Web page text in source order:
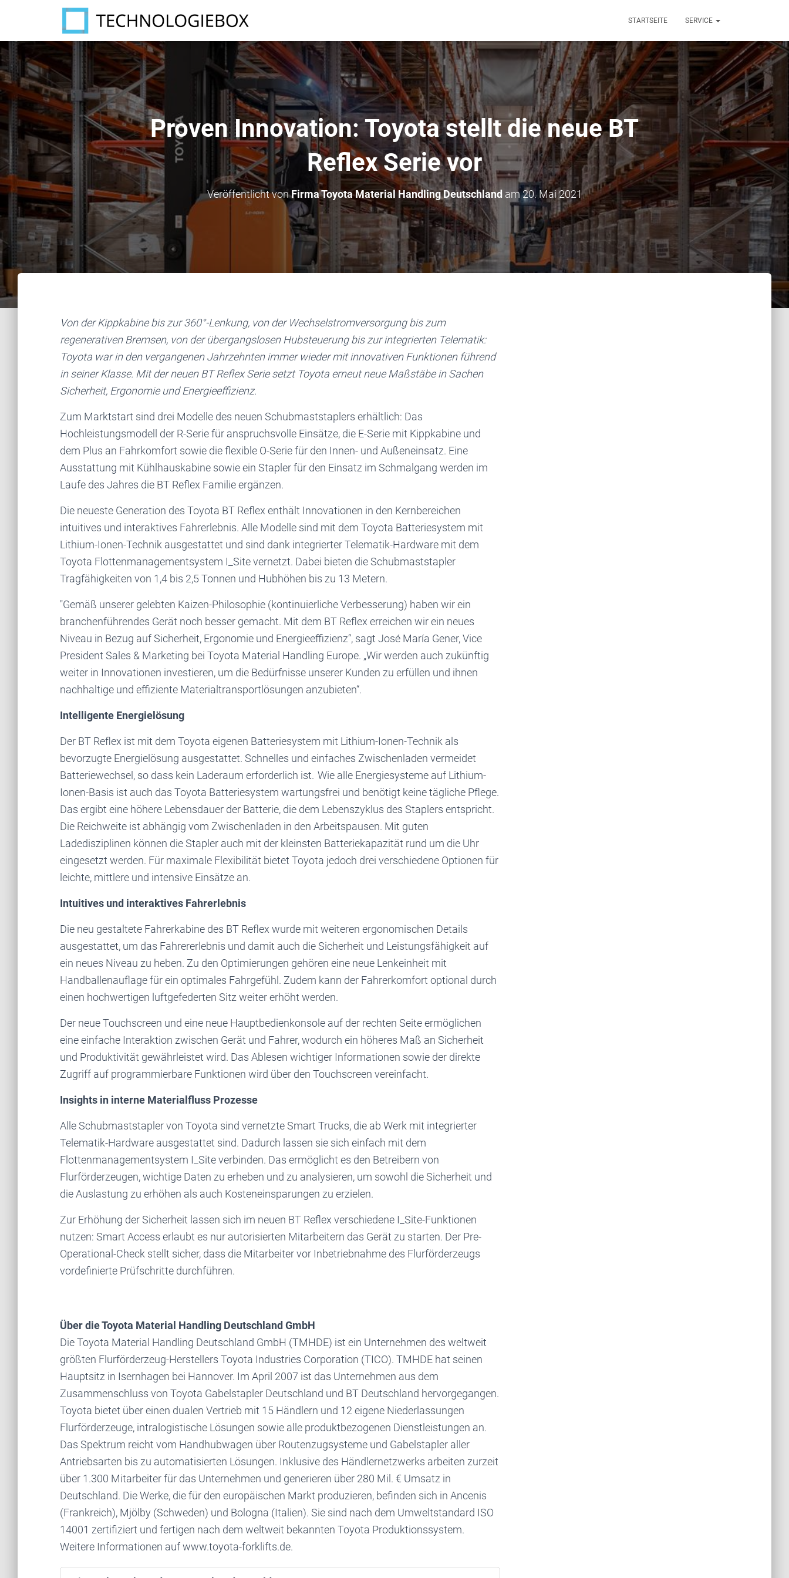
STARTSEITE SERVICE
Proven Innovation: Toyota stellt die neue BT
Reflex Serie vor
Veröffentlicht vonFirma Toyota Material Handling Deutschland am20. Mai 2021
Von der Kippkabine bis zur 360°-Lenkung, von der Wechselstromversorgung bis zum
regenerativen Bremsen, von der übergangslosen Hubsteuerung bis zur integrierten Telematik:
Toyota war in den vergangenen Jahrzehnten immer wieder mit innovativen Funktionen führend
in seiner Klasse. Mit der neuen BT Reflex Serie setzt Toyota erneut neue Maßstäbe in Sachen
Sicherheit, Ergonomie und Energieeffizienz.
Zum Marktstart sind drei Modelle des neuen Schubmaststaplers erhältlich: Das
Hochleistungsmodell der R-Serie für anspruchsvolle Einsätze, die E-Serie mit Kippkabine und
dem Plus an Fahrkomfort sowie die flexible O-Serie für den Innen- und Außeneinsatz. Eine
Ausstattung mit Kühlhauskabine sowie ein Stapler für den Einsatz im Schmalgang werden im
Laufe des Jahres die BT Reflex Familie ergänzen.
Die neueste Generation des Toyota BT Reflex enthält Innovationen in den Kernbereichen
intuitives und interaktives Fahrerlebnis. Alle Modelle sind mit dem Toyota Batteriesystem mit
Lithium-Ionen-Technik ausgestattet und sind dank integrierter Telematik-Hardware mit dem
Toyota Flottenmanagementsystem I_Site vernetzt. Dabei bieten die Schubmaststapler
Tragfähigkeiten von 1,4 bis 2,5 Tonnen und Hubhöhen bis zu 13 Metern.
"Gemäß unserer gelebten Kaizen-Philosophie (kontinuierliche Verbesserung) haben wir ein
branchenführendes Gerät noch besser gemacht. Mit dem BT Reflex erreichen wir ein neues
Niveau in Bezug auf Sicherheit, Ergonomie und Energieeffizienz“, sagt José María Gener, Vice
President Sales & Marketing bei Toyota Material Handling Europe. „Wir werden auch zukünftig
weiter in Innovationen investieren, um die Bedürfnisse unserer Kunden zu erfüllen und ihnen
nachhaltige und effiziente Materialtransportlösungen anzubieten“.
Intelligente Energielösung
Der BT Reflex ist mit dem Toyota eigenen Batteriesystem mit Lithium-Ionen-Technik als
bevorzugte Energielösung ausgestattet. Schnelles und einfaches Zwischenladen vermeidet
Batteriewechsel, so dass kein Laderaum erforderlich ist. Wie alle Energiesysteme auf Lithium-
Ionen-Basis ist auch das Toyota Batteriesystem wartungsfrei und benötigt keine tägliche Pflege.
Das ergibt eine höhere Lebensdauer der Batterie, die dem Lebenszyklus des Staplers entspricht.
Die Reichweite ist abhängig vom Zwischenladen in den Arbeitspausen. Mit guten
Ladedisziplinen können die Stapler auch mit der kleinsten Batteriekapazität rund um die Uhr
eingesetzt werden. Für maximale Flexibilität bietet Toyota jedoch drei verschiedene Optionen für
leichte, mittlere und intensive Einsätze an.
Intuitives und interaktives Fahrerlebnis
Die neu gestaltete Fahrerkabine des BT Reflex wurde mit weiteren ergonomischen Details
ausgestattet, um das Fahrererlebnis und damit auch die Sicherheit und Leistungsfähigkeit auf
ein neues Niveau zu heben. Zu den Optimierungen gehören eine neue Lenkeinheit mit
Handballenauflage für ein optimales Fahrgefühl. Zudem kann der Fahrerkomfort optional durch
einen hochwertigen luftgefederten Sitz weiter erhöht werden.
Der neue Touchscreen und eine neue Hauptbedienkonsole auf der rechten Seite ermöglichen
eine einfache Interaktion zwischen Gerät und Fahrer, wodurch ein höheres Maß an Sicherheit
und Produktivität gewährleistet wird. Das Ablesen wichtiger Informationen sowie der direkte
Zugriff auf programmierbare Funktionen wird über den Touchscreen vereinfacht.
Insights in interne Materialfluss Prozesse
Alle Schubmaststapler von Toyota sind vernetzte Smart Trucks, die ab Werk mit integrierter
Telematik-Hardware ausgestattet sind. Dadurch lassen sie sich einfach mit dem
Flottenmanagementsystem I_Site verbinden. Das ermöglicht es den Betreibern von
Flurförderzeugen, wichtige Daten zu erheben und zu analysieren, um sowohl die Sicherheit und
die Auslastung zu erhöhen als auch Kosteneinsparungen zu erzielen.
Zur Erhöhung der Sicherheit lassen sich im neuen BT Reflex verschiedene I_Site-Funktionen
nutzen: Smart Access erlaubt es nur autorisierten Mitarbeitern das Gerät zu starten. Der Pre-
Operational-Check stellt sicher, dass die Mitarbeiter vor Inbetriebnahme des Flurförderzeugs
vordefinierte Prüfschritte durchführen.
Über die Toyota Material Handling Deutschland GmbH
Die Toyota Material Handling Deutschland GmbH (TMHDE) ist ein Unternehmen des weltweit
größten Flurförderzeug-Herstellers Toyota Industries Corporation (TICO). TMHDE hat seinen
Hauptsitz in Isernhagen bei Hannover. Im April 2007 ist das Unternehmen aus dem
Zusammenschluss von Toyota Gabelstapler Deutschland und BT Deutschland hervorgegangen.
Toyota bietet über einen dualen Vertrieb mit 15 Händlern und 12 eigene Niederlassungen
Flurförderzeuge, intralogistische Lösungen sowie alle produktbezogenen Dienstleistungen an.
Das Spektrum reicht vom Handhubwagen über Routenzugsysteme und Gabelstapler aller
Antriebsarten bis zu automatisierten Lösungen. Inklusive des Händlernetzwerks arbeiten zurzeit
über 1.300 Mitarbeiter für das Unternehmen und generieren über 280 Mil. € Umsatz in
Deutschland. Die Werke, die für den europäischen Markt produzieren, befinden sich in Ancenis
(Frankreich), Mjölby (Schweden) und Bologna (Italien). Sie sind nach dem Umweltstandard ISO
14001 zertifiziert und fertigen nach dem weltweit bekannten Toyota Produktionssystem.
Weitere Informationen auf www.toyota-forklifts.de.